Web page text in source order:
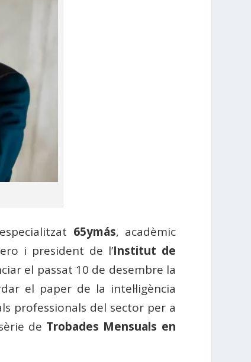
65ymás, acadèmic
i president de l’Institut de
el passat 10 de desembre la
el paper de la intel·ligència
professionals del sector per a
de Trobades Mensuals en